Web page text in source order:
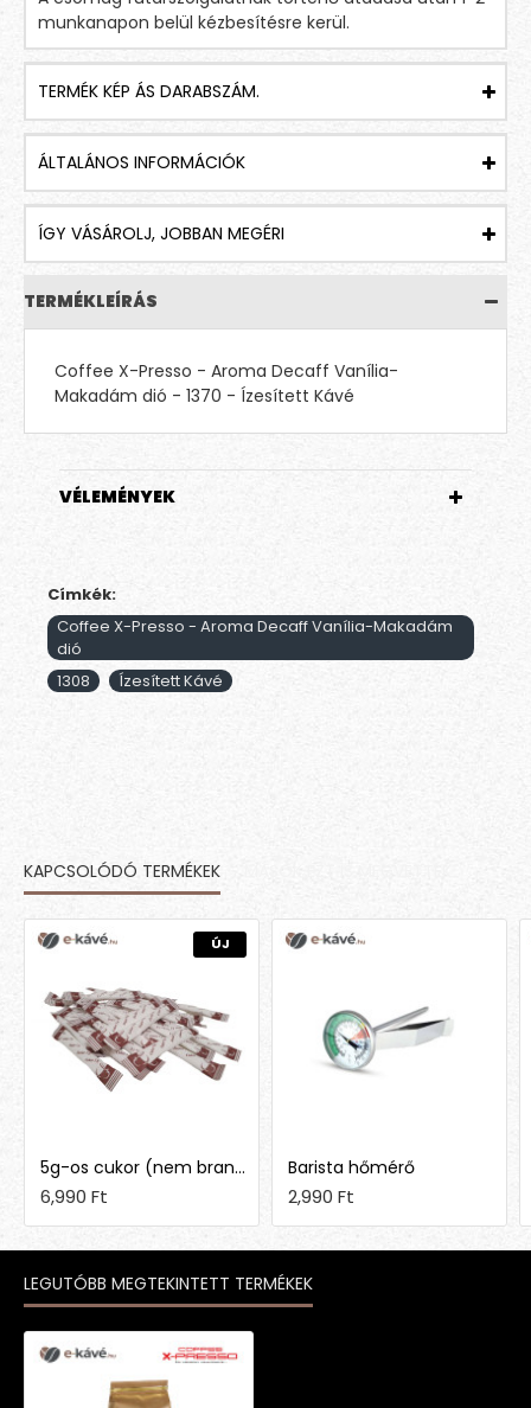
munkanapon belül kézbesítésre kerül.
TERMÉK KÉP ÁS DARABSZÁM.
ÁLTALÁNOS INFORMÁCIÓK
ÍGY VÁSÁROLJ, JOBBAN MEGÉRI
TERMÉKLEÍRÁS
Coffee X-Presso - Aroma Decaff Vanília-
Makadám dió - 1370 - Ízesített Kávé
VÉLEMÉNYEK
Címkék:
Coffee X-Presso - Aroma Decaff Vanília-Makadám
dió
1308
Ízesített Kávé
KAPCSOLÓDÓ TERMÉKEK
ÚJ
5g-os cukor (nem brandingelt)
6,990 Ft
Barista hőmérő
2,990 Ft
LEGUTÓBB MEGTEKINTETT TERMÉKEK